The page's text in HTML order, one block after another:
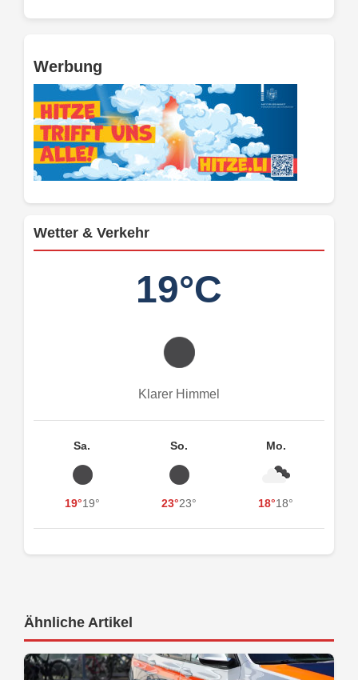
Werbung
Wetter & Verkehr
19°C
Klarer Himmel
Sa.
19°19°
So.
23°23°
Mo.
18°18°
Ähnliche Artikel